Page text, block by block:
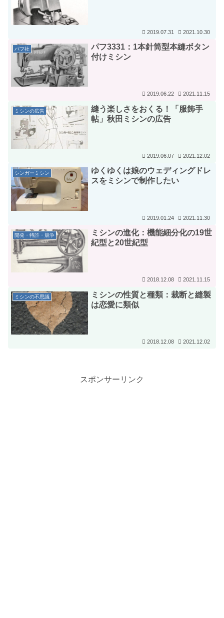
2019.07.31 2021.10.30
パフ社
パフ3331：1本針筒型本縫ボタン
付けミシン
2019.06.22 2021.11.15
ミシンの広告
縫う楽しさをおくる！「服飾手
帖」秋田ミシンの広告
2019.06.07 2021.12.02
シンガーミシン
ゆくゆくは娘のウェディングドレ
スをミシンで制作したい
2019.01.24 2021.11.30
開発・特許・競争
ミシンの進化：機能細分化の19世
紀型と20世紀型
2018.12.08 2021.11.15
ミシンの不思議
ミシンの性質と種類：裁断と縫製
は恋愛に類似
2018.12.08 2021.12.02
スポンサーリンク